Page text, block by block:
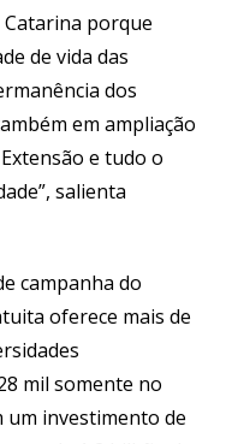
Catarina porque
de vida das
dos
em ampliação
e tudo o
salienta
campanha do
oferece mais de
mil somente no
um investimento de